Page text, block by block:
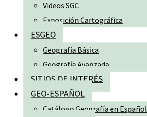
Videos SGC
Exposición Cartográfica
ESGEO
Geografía Básica
Geografía Avanzada
SITIOS DE INTERÉS
GEO-ESPAÑOL
Catálogo Geografía en Español